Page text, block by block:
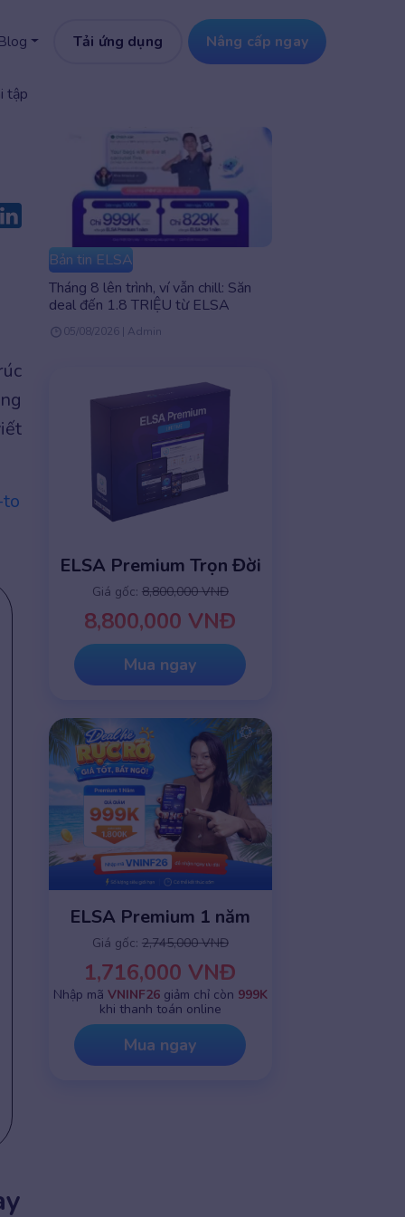
Blog Tải ứng dụng Nâng cấp ngay
tập
Bản tin ELSA
Tháng 8 lên trình, ví vẫn chill: Săn
deal đến 1.8 TRIỆU từ ELSA
05/08/2026 | Admin
ELSA Premium Trọn Đời
Giá gốc: 8,800,000 VNĐ
8,800,000 VNĐ
Mua ngay
ELSA Premium 1 năm
Giá gốc: 2,745,000 VNĐ
1,716,000 VNĐ
Nhập mã VNINF26giảm chỉ còn 999K
khi thanh toán online
Mua ngay